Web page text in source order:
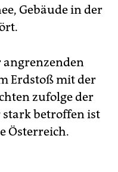
Gebäude in der
angrenzenden
Erdstoß mit der
zufolge der
stark betroffen ist
Österreich.